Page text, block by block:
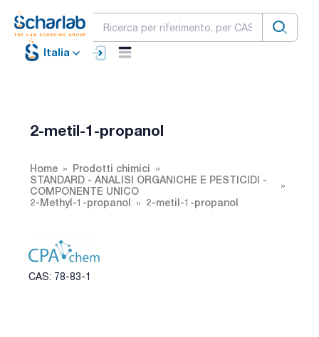
Italia
2-metil-1-propanol
Home
Prodotti chimici
STANDARD - ANALISI ORGANICHE E PESTICIDI -
COMPONENTE UNICO
2-Methyl-1-propanol
2-metil-1-propanol
CAS: 78-83-1